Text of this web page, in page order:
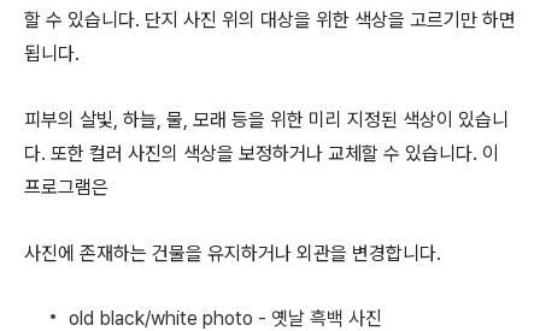
할 수 있습니다. 단지 사진 위의 대상을 위한 색상을 고르기만 하면
됩니다.
피부의 살빛, 하늘, 물, 모래 등을 위한 미리 지정된 색상이 있습니
다. 또한 컬러 사진의 색상을 보정하거나 교체할 수 있습니다. 이
프로그램은
사진에 존재하는 건물을 유지하거나 외관을 변경합니다.
old black/white photo - 옛날 흑백 사진